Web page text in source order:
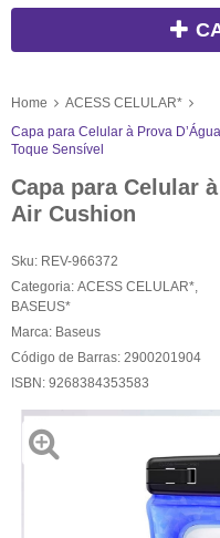
Home
ACESS CELULAR*
Capa para Celular à Prova
Toque Sensível
Capa para Celular
Air Cushion
Sku: REV-966372
Categoria: ACESS CELULAR*
BASEUS*
Marca: Baseus
Código de Barras: 2900201904
ISBN: 9268384353583